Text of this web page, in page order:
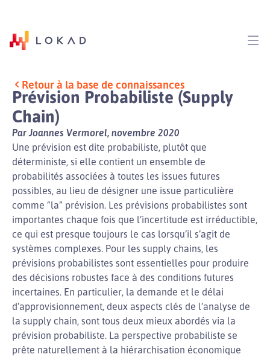
Retour à la base de connaissances
Prévision Probabiliste (Supply
Chain)
Par Joannes Vermorel, novembre 2020
Une prévision est dite probabiliste, plutôt que
déterministe, si elle contient un ensemble de
probabilités associées à toutes les issues futures
possibles, au lieu de désigner une issue particulière
comme “la” prévision. Les prévisions probabilistes sont
importantes chaque fois que l’incertitude est irréductible,
ce qui est presque toujours le cas lorsqu’il s’agit de
systèmes complexes. Pour les supply chains, les
prévisions probabilistes sont essentielles pour produire
des décisions robustes face à des conditions futures
incertaines. En particulier, la demande et le délai
d’approvisionnement, deux aspects clés de l’analyse de
la supply chain, sont tous deux mieux abordés via la
prévision probabiliste. La perspective probabiliste se
prête naturellement à la hiérarchisation économique